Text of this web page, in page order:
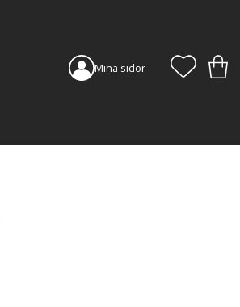
Mina sidor